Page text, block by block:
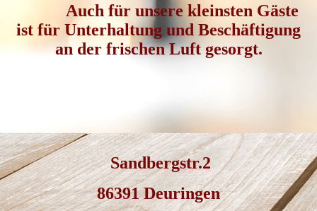
Auch für unsere kleinsten Gäste
ist für Unterhaltung und Beschäftigung
an der frischen Luft gesorgt.
Sandbergstr.2
86391 Deuringen